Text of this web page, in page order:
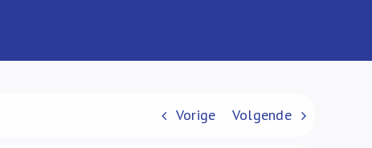
Vorige Volgende